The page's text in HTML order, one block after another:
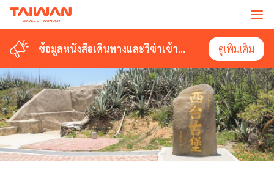
ข้อมูลหนังสือเดินทางและวีซ่าเข้า
ดูเพิ่มเติม